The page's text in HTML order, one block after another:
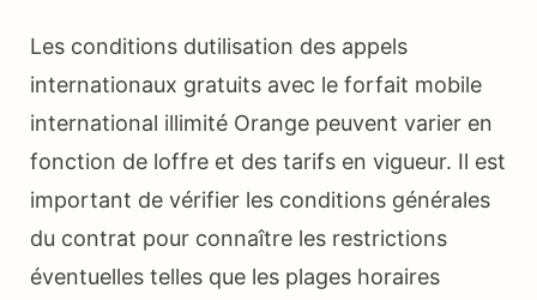
Les conditions dutilisation des appels
internationaux gratuits avec le forfait mobile
international illimité Orange peuvent varier en
fonction de loffre et des tarifs en vigueur. Il est
important de vérifier les conditions générales
du contrat pour connaître les restrictions
éventuelles telles que les plages horaires